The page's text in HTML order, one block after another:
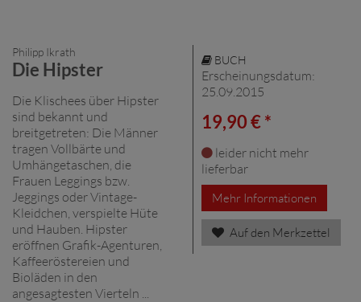
Philipp Ikrath
Die Hipster
Die Klischees über Hipster
sind bekannt und
breitgetreten: Die Männer
tragen Vollbärte und
Umhängetaschen, die
Frauen Leggings bzw.
Jeggings oder Vintage-
Kleidchen, verspielte Hüte
und Hauben. Hipster
eröffnen Grafik-Agenturen,
Kaffeeröstereien und
Bioläden in den
angesagtesten Vierteln ...
BUCH
Erscheinungsdatum:
25.09.2015
19,90 € *
leider nicht mehr
lieferbar
Mehr Informationen
Auf den Merkzettel